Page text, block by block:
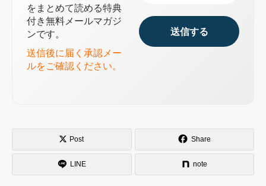
をまとめて読める特典
付き無料メールマガジ
ンです。
送信後に届く承認メー
ルをご確認ください。
Post Share
LINE note
基本的なルール
具体的な例
20秒ルールで「めんどくさい」をなくす方法
20秒ルールとは